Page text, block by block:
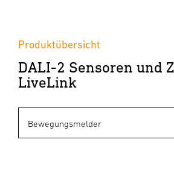
Produktübersicht
DALI-2 Sensoren und
LiveLink